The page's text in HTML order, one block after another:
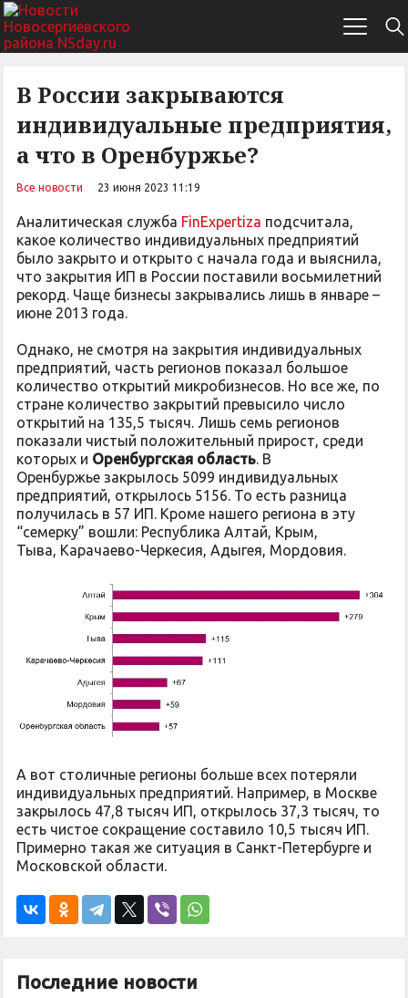
В России закрываются
индивидуальные предприятия,
а что в Оренбуржье?
Все новости 23 июня 2023 11:19
Аналитическая служба FinExpertiza подсчитала,
какое количество индивидуальных предприятий
было закрыто и открыто с начала года и выяснила,
что закрытия ИП в России поставили восьмилетний
рекорд. Чаще бизнесы закрывались лишь в январе –
июне 2013 года.
Однако, не смотря на закрытия индивидуальных
предприятий, часть регионов показал большое
количество открытий микробизнесов. Но все же, по
стране количество закрытий превысило число
открытий на 135,5 тысяч. Лишь семь регионов
показали чистый положительный прирост, среди
которых и Оренбургская область. В
Оренбуржье закрылось 5099 индивидуальных
предприятий, открылось 5156. То есть разница
получилась в 57 ИП. Кроме нашего региона в эту
“семерку” вошли: Республика Алтай, Крым,
Тыва, Карачаево-Черкесия, Адыгея, Мордовия.
А вот столичные регионы больше всех потеряли
индивидуальных предприятий. Например, в Москве
закрылось 47,8 тысяч ИП, открылось 37,3 тысяч, то
есть чистое сокращение составило 10,5 тысяч ИП.
Примерно такая же ситуация в Санкт-Петербурге и
Московской области.
Последние новости